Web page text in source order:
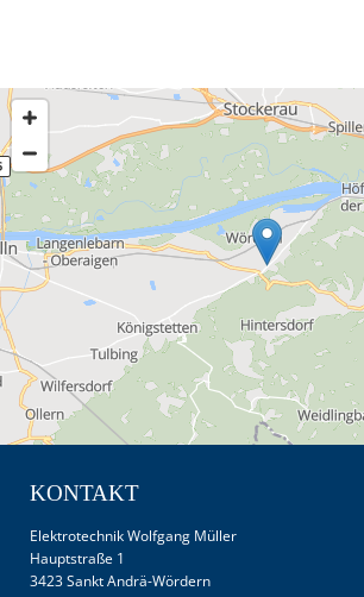
KONTAKT
Elektrotechnik Wolfgang Müller
Hauptstraße 1
3423 Sankt Andrä-Wördern